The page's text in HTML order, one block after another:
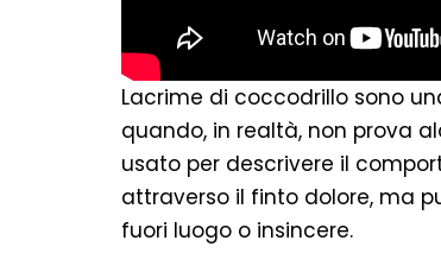
Lacrime di coccodrillo sono
quando, in realtà, non prova
usato per descrivere il
attraverso il finto dolore, ma
fuori luogo o insincere.